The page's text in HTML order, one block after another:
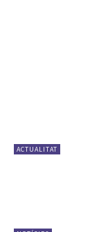
ACTUALITAT